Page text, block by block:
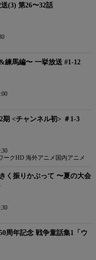
(3) 第26〜32話
練馬編〜 一挙放送 #1-12
<チャンネル初> ＃1-3
ークHD 海外アニメ国内アニメ
く振りかぶって 〜夏の大会
周年記念 戦争童話集1「ウ